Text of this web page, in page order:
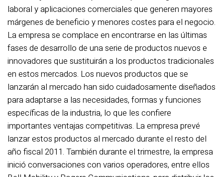
laboral y aplicaciones comerciales que generen mayores
márgenes de beneficio y menores costes para el negocio.
La empresa se complace en encontrarse en las últimas
fases de desarrollo de una serie de productos nuevos e
innovadores que sustituirán a los productos tradicionales
en estos mercados. Los nuevos productos que se
lanzarán al mercado han sido cuidadosamente diseñados
para adaptarse a las necesidades, formas y funciones
específicas de la industria, lo que les confiere
importantes ventajas competitivas. La empresa prevé
lanzar estos productos al mercado durante el resto del
año fiscal 2011. También durante el trimestre, la empresa
inició conversaciones con varios operadores, entre ellos